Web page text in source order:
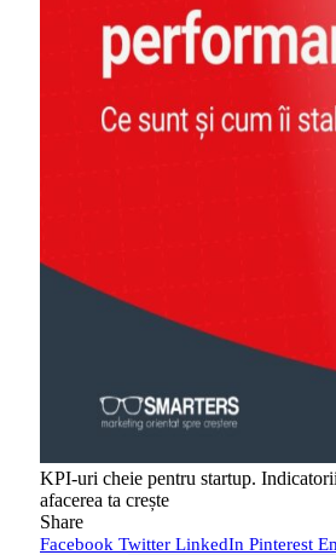
KPI-uri cheie pentru startup.
afacerea ta crește
Share
Facebook Twitter LinkedIn Pinterest